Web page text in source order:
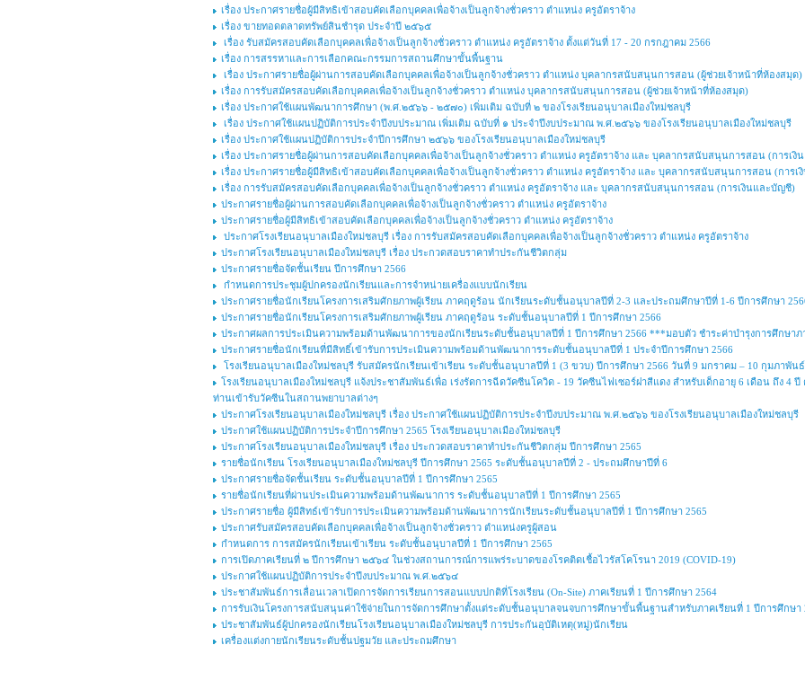
เรื่อง ประกาศรายชื่อผู้มีสิทธิเข้าสอบคัดเลือกบุคคลเพื่อจ้างเป็นลูกจ้างชั่วคราว ตำแหน่ง ครูอัตราจ้าง
เรื่อง ขายทอดตลาดทรัพย์สินชำรุด ประจำปี ๒๕๖๕
เรื่อง รับสมัครสอบคัดเลือกบุคคลเพื่อจ้างเป็นลูกจ้างชั่วคราว ตำแหน่ง ครูอัตราจ้าง ตั้งแต่วันที่ 17 - 20 กรกฎาคม 2566
เรื่อง การสรรหาและการเลือกคณะกรรมการสถานศึกษาขั้นพื้นฐาน
เรื่อง ประกาศรายชื่อผู้ผ่านการสอบคัดเลือกบุคคลเพื่อจ้างเป็นลูกจ้างชั่วคราว ตำแหน่ง บุคลากรสนับสนุนการสอน (ผู้ช่วยเจ้าหน้าที่ห้องสมุด)
เรื่อง การรับสมัครสอบคัดเลือกบุคคลเพื่อจ้างเป็นลูกจ้างชั่วคราว ตำแหน่ง บุคลากรสนับสนุนการสอน (ผู้ช่วยเจ้าหน้าที่ห้องสมุด)
เรื่อง ประกาศใช้แผนพัฒนาการศึกษา (พ.ศ.๒๕๖๖ - ๒๕๗๐) เพิ่มเติม ฉบับที่ ๒ ของโรงเรียนอนุบาลเมืองใหม่ชลบุรี
เรื่อง ประกาศใช้แผนปฏิบัติการประจำปีงบประมาณ เพิ่มเติม ฉบับที่ ๑ ประจำปีงบประมาณ พ.ศ.๒๕๖๖ ของโรงเรียนอนุบาลเมืองใหม่ชลบุรี
เรื่อง ประกาศใช้แผนปฏิบัติการประจำปีการศึกษา ๒๕๖๖ ของโรงเรียนอนุบาลเมืองใหม่ชลบุรี
เรื่อง ประกาศรายชื่อผู้ผ่านการสอบคัดเลือกบุคคลเพื่อจ้างเป็นลูกจ้างชั่วคราว ตําแหน่ง ครูอัตราจ้าง และ บุคลากรสนับสนุนการสอน (การเงิ
เรื่อง ประกาศรายชื่อผู้มีสิทธิเข้าสอบคัดเลือกบุคคลเพื่อจ้างเป็นลูกจ้างชั่วคราว ตำแหน่ง ครูอัตราจ้าง และ บุคลากรสนับสนุนการสอน (การเ
เรื่อง การรับสมัครสอบคัดเลือกบุคคลเพื่อจ้างเป็นลูกจ้างชั่วคราว ตำแหน่ง ครูอัตราจ้าง และ บุคลากรสนับสนุนการสอน (การเงินและบัญชี)
ประกาศรายชื่อผู้ผ่านการสอบคัดเลือกบุคคลเพื่อจ้างเป็นลูกจ้างชั่วคราว ตำแหน่ง ครูอัตราจ้าง
ประกาศรายชื่อผู้มีสิทธิเข้าสอบคัดเลือกบุคคลเพื่อจ้างเป็นลูกจ้างชั่วคราว ตำแหน่ง ครูอัตราจ้าง
ประกาศโรงเรียนอนุบาลเมืองใหม่ชลบุรี เรื่อง การรับสมัครสอบคัดเลือกบุคคลเพื่อจ้างเป็นลูกจ้างชั่วคราว ตำแหน่ง ครูอัตราจ้าง
ประกาศโรงเรียนอนุบาลเมืองใหม่ชลบุรี เรื่อง ประกวดสอบราคาทำประกันชีวิตกลุ่ม
ประกาศรายชื่อจัดชั้นเรียน ปีการศึกษา 2566
กำหนดการประชุมผู้ปกครองนักเรียนและการจำหน่ายเครื่องแบบนักเรียน
ประกาศรายชื่อนักเรียนโครงการเสริมศักยภาพผู้เรียน ภาคฤดูร้อน นักเรียนระดับชั้นอนุบาลปีที่ 2-3 และประถมศึกษาปีที่ 1-6 ปีการศึกษา
ประกาศรายชื่อนักเรียนโครงการเสริมศักยภาพผู้เรียน ภาคฤดูร้อน ระดับชั้นอนุบาลปีที่ 1 ปีการศึกษา 2566
ประกาศผลการประเมินความพร้อมด้านพัฒนาการของนักเรียนระดับชั้นอนุบาลปีที่ 1 ปีการศึกษา 2566 ***มอบตัว ชำระค่าบำรุงการศึกษา
ประกาศรายชื่อนักเรียนที่มีสิทธิ์เข้ารับการประเมินความพร้อมด้านพัฒนาการระดับชั้นอนุบาลปีที่ 1 ประจำปีการศึกษา 2566
โรงเรียนอนุบาลเมืองใหม่ชลบุรี รับสมัครนักเรียนเข้าเรียน ระดับชั้นอนุบาลปีที่ 1 (3 ขวบ) ปีการศึกษา 2566 วันที่ 9 มกราคม – 10 กุมภาพัน
โรงเรียนอนุบาลเมืองใหม่ชลบุรี แจ้งประชาสัมพันธ์เพื่อ เร่งรัดการฉีดวัคซีนโควิด - 19 วัคซีนไฟเซอร์ฝาสีแดง สำหรับเด็กอายุ 6 เดือน ถึง 4
ท่านเข้ารับวัคซีนในสถานพยาบาลต่างๆ
ประกาศโรงเรียนอนุบาลเมืองใหม่ชลบุรี เรื่อง ประกาศใช้แผนปฏิบัติการประจำปีงบประมาณ พ.ศ.๒๕๖๖ ของโรงเรียนอนุบาลเมืองใหม่ชลบุรี
ประกาศใช้แผนปฏิบัติการประจำปีการศึกษา 2565 โรงเรียนอนุบาลเมืองใหม่ชลบุรี
ประกาศโรงเรียนอนุบาลเมืองใหม่ชลบุรี เรื่อง ประกวดสอบราคาทำประกันชีวิตกลุ่ม ปีการศึกษา 2565
รายชื่อนักเรียน โรงเรียนอนุบาลเมืองใหม่ชลบุรี ปีการศึกษา 2565 ระดับชั้นอนุบาลปีที่ 2 - ประถมศึกษาปีที่ 6
ประกาศรายชื่อจัดชั้นเรียน ระดับชั้นอนุบาลปีที่ 1 ปีการศึกษา 2565
รายชื่อนักเรียนที่ผ่านประเมินความพร้อมด้านพัฒนาการ ระดับชั้นอนุบาลปีที่ 1 ปีการศึกษา 2565
ประกาศรายชื่อ ผู้มีสิทธ์เข้ารับการประเมินความพร้อมด้านพัฒนาการนักเรียนระดับชั้นอนุบาลปีที่ 1 ปีการศึกษา 2565
ประกาศรับสมัครสอบคัดเลือกบุคคลเพื่อจ้างเป็นลูกจ้างชั่วคราว ตำแหน่งครูผู้สอน
กำหนดการ การสมัครนักเรียนเข้าเรียน ระดับชั้นอนุบาลปีที่ 1 ปีการศึกษา 2565
การเปิดภาคเรียนที่ ๒ ปีการศึกษา ๒๕๖๔ ในช่วงสถานการณ์การแพร่ระบาดของโรคติดเชื้อไวรัสโคโรนา 2019 (COVID-19)
ประกาศใช้แผนปฏิบัติการประจำปีงบประมาณ พ.ศ.๒๕๖๔
ประชาสัมพันธ์การเลื่อนเวลาเปิดการจัดการเรียนการสอนแบบปกติที่โรงเรียน (On-Site) ภาคเรียนที่ 1 ปีการศึกษา 2564
การรับเงินโครงการสนับสนุนค่าใช้จ่ายในการจัดการศึกษาตั้งแต่ระดับชั้นอนุบาลจนจบการศึกษาขั้นพื้นฐานสำหรับภาคเรียนที่ 1 ปีการศึกษา
ประชาสัมพันธ์ผู้ปกครองนักเรียนโรงเรียนอนุบาลเมืองใหม่ชลบุรี การประกันอุบัติเหตุ(หมู่)นักเรียน
เครื่องแต่งกายนักเรียนระดับชั้นปฐมวัย และประถมศึกษา